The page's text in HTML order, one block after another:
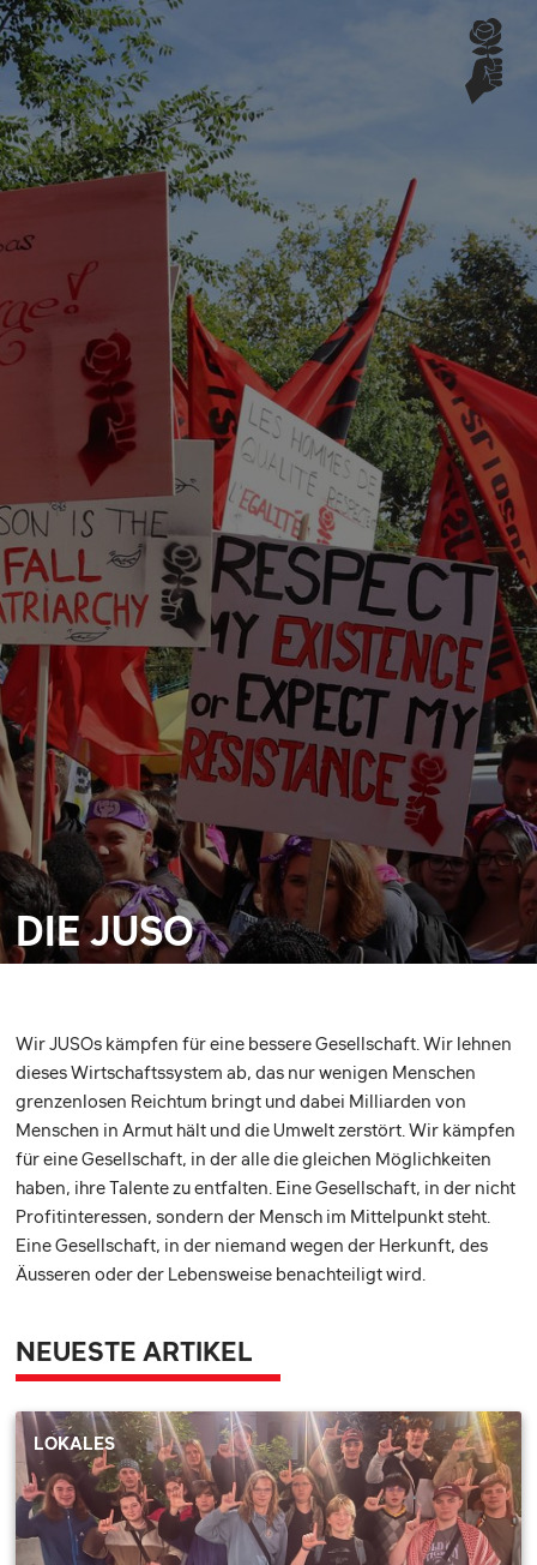
DIE JUSO
Wir JUSOs kämpfen für eine bessere Gesellschaft. Wir lehnen
dieses Wirtschaftssystem ab, das nur wenigen Menschen
grenzenlosen Reichtum bringt und dabei Milliarden von
Menschen in Armut hält und die Umwelt zerstört. Wir kämpfen
für eine Gesellschaft, in der alle die gleichen Möglichkeiten
haben, ihre Talente zu entfalten. Eine Gesellschaft, in der nicht
Profitinteressen, sondern der Mensch im Mittelpunkt steht.
Eine Gesellschaft, in der niemand wegen der Herkunft, des
Äusseren oder der Lebensweise benachteiligt wird.
NEUESTE ARTIKEL
LOKALES